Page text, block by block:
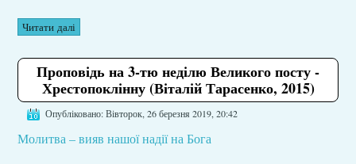
Читати далі
Проповідь на 3-тю неділю Великого посту -
Хрестопоклінну (Віталій Тарасенко, 2015)
Опубліковано: Вівторок, 26 березня 2019, 20:42
Молитва – вияв нашої надії на Бога